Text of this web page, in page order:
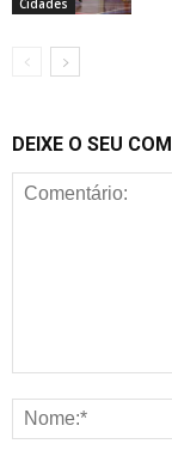
Cidades
DEIXE O SEU